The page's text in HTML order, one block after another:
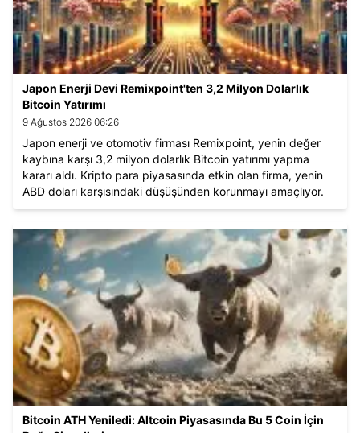
Japon Enerji Devi Remixpoint'ten 3,2 Milyon Dolarlık
Bitcoin Yatırımı
9 Ağustos 2026 06:26
Japon enerji ve otomotiv firması Remixpoint, yenin değer
kaybına karşı 3,2 milyon dolarlık Bitcoin yatırımı yapma
kararı aldı. Kripto para piyasasında etkin olan firma, yenin
ABD doları karşısındaki düşüşünden korunmayı amaçlıyor.
Bitcoin ATH Yeniledi: Altcoin Piyasasında Bu 5 Coin İçin